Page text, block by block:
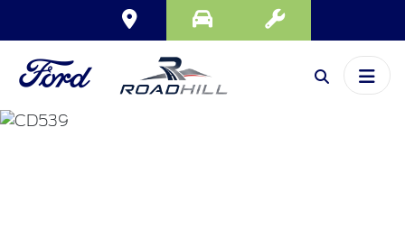
S-MAX